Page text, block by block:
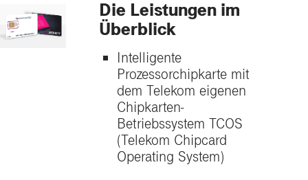
Die Leistungen im
Überblick
Intelligente
Prozessorchipkarte mit
dem Telekom eigenen
Chipkarten-
Betriebssystem TCOS
(Telekom Chipcard
Operating System)